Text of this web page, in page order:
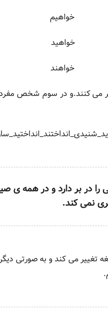
خواهیم
خواهید
خواهند
می کنند.و در سوم شخص
در بر دارد و در همه ی
نمی کند.
می کند و به صورتی دیگر